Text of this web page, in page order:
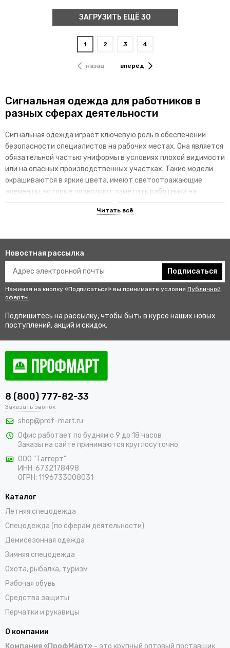
ЗАГРУЗИТЬ ЕЩЁ 30
назад
1 2 3 4
вперёд
Сигнальная одежда для работников в
разных сферах деятельности
Сигнальная одежда играет ключевую роль в обеспечении
безопасности специалистов на рабочих местах. Она является
обязательной частью униформы в условиях плохой видимости
или на опасных производственных участках. Такие модели
окрашиваются в яркие цвета, имеют светоотражающие
элементы, которые позволяют заметить работника на
изделий
Гарантируют улучшенную видимость человека и его
безопасность на рабочем месте. В результате этого
снижается риск аварии и получения травмы.
Не мешаются во время выполнения профессиональных
Соответствуют стандартам качества, так как проходят
Купить одежду сигнальную для
работников оптом и в розницу с
доставкой по Томску
В интернет-магазине «ПрофМарт» можно купить сигнальную
одежду для персонала. Мы работаем с оптовыми и
розничными покупателями. Предлагаем на выбор сигнальные
жилеты, сезонные костюмы, брюки и прочие составляющие
униформы в ярких заметных цветах. Доставка покупок,
которые оформляются на сайте, осуществляется по Томску и
остальным населенным пунктам России.
Новостная рассылка
Подписаться
Нажимая на кнопку «Подписаться» вы принимаете условия Публичной
оферты.
Подпишитесь на рассылку, чтобы быть в курсе наших новых
поступлений, акций и скидок.
8 (800) 777-82-33
Заказать звонок
shop@prof-mart.ru
Офис работает по будням с 9 до 18 часов
Заказы на сайте принимаются круглосуточно
ООО "Таггерт"
ИНН: 6732178498
ОГРН: 1196733008031
Каталог
Летняя спецодежда
Спецодежда (по сферам деятельности)
Демисезонная одежда
Зимняя спецодежда
Охота, рыбалка, туризм
Рабочая обувь
Средства защиты
Перчатки и рукавицы
О компании
Компания «ПрофМарт» - это крупный оптовый поставщик